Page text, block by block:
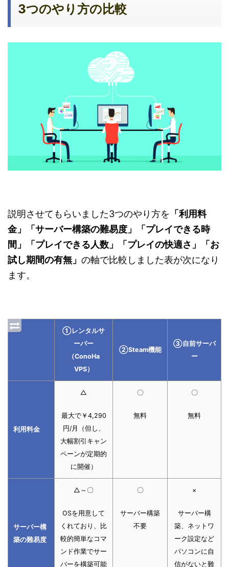
3つのやり方の比較
説明させてもらいました3つのやり方を 「利用料
金」「サーバー構築の難易度」「プレイできる時
間」「プレイできる人数」「プレイの快適さ」「お
試し期間の有無」 の軸で比較しました表が次になり
ます。
①レンタルサ
ーバー
（ConoHa
VPS）
②Steam機能
③自前サーバ
ー
利用料金
△
最大で￥4,290
円/月（但し、
大幅割引キャン
ペーンが定期的
に開催）
〇
無料
〇
無料
サーバー構
築の難易度
△～〇
OSを用意して
くれており、比
較的簡単なコマ
ンド作業でサー
バーを構築可能
〇
サーバー構築
不要
×
サーバー構
築、ネットワ
ーク設定など
パソコンに自
信がないと難